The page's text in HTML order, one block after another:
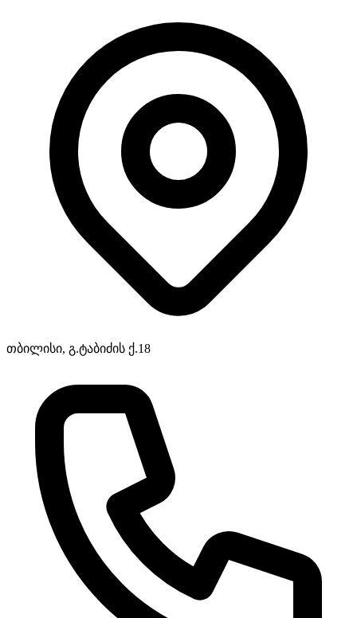
თბილისი, გ.ტაბიძის ქ.18